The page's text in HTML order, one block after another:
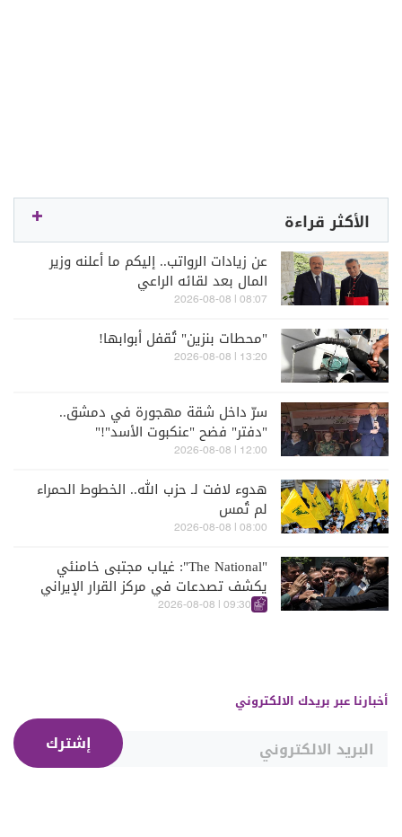
الأكثر قراءة
عن زيادات الرواتب.. إليكم ما أعلنه وزير
المال بعد لقائه الراعي
08:07 | 2026-08-08
"محطات بنزين" تُقفل أبوابها!
13:20 | 2026-08-08
سرّ داخل شقة مهجورة في دمشق..
"دفتر" فضح "عنكبوت الأسد"!"
12:00 | 2026-08-08
هدوء لافت لـ حزب الله.. الخطوط الحمراء
لم تُمس
08:00 | 2026-08-08
"The National": غياب مجتبى خامنئي
يكشف تصدعات في مركز القرار الإيراني
09:30 | 2026-08-08
أخبارنا عبر بريدك الالكتروني
إشترك